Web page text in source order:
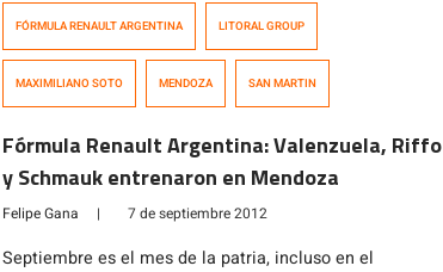
Martín, Menzoda. Ambas tandas fueron dominadas por
Julián Santero (Gabriel Werner Competición). En el
primer entrenamiento el piloto local marcó 1:33.253
segundos, […]
FÓRMULA RENAULT ARGENTINA LITORAL GROUP
MAXIMILIANO SOTO MENDOZA SAN MARTIN
Fórmula Renault Argentina: Valenzuela, Riffo
y Schmauk entrenaron en Mendoza
Felipe Gana | 7 de septiembre 2012
Septiembre es el mes de la patria, incluso en el